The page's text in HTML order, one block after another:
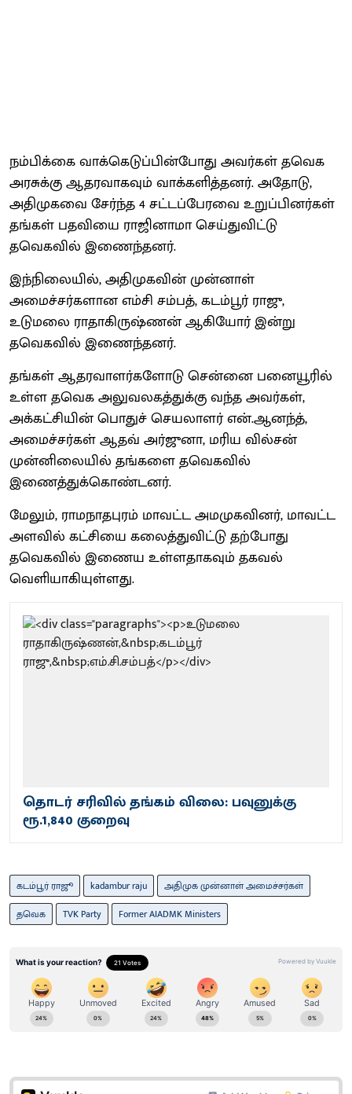
நம்பிக்கை வாக்கெடுப்பின்போது அவர்கள் தவெக
அரசுக்கு ஆதரவாகவும் வாக்களித்தனர். அதோடு,
அதிமுகவை சேர்ந்த 4 சட்டப்பேரவை உறுப்பினர்கள்
தங்கள் பதவியை ராஜினாமா செய்துவிட்டு
தவெகவில் இணைந்தனர்.
இந்நிலையில், அதிமுகவின் முன்னாள்
அமைச்சர்களான எம்சி சம்பத், கடம்பூர் ராஜு,
உடுமலை ராதாகிருஷ்ணன் ஆகியோர் இன்று
தவெகவில் இணைந்தனர்.
தங்கள் ஆதரவாளர்களோடு சென்னை பனையூரில்
உள்ள தவெக அலுவலகத்துக்கு வந்த அவர்கள்,
அக்கட்சியின் பொதுச் செயலாளர் என்.ஆனந்த்,
அமைச்சர்கள் ஆதவ் அர்ஜுனா, மரிய வில்சன்
முன்னிலையில் தங்களை தவெகவில்
இணைத்துக்கொண்டனர்.
மேலும், ராமநாதபுரம் மாவட்ட அமமுகவினர், மாவட்ட
அளவில் கட்சியை கலைத்துவிட்டு தற்போது
தவெகவில் இணைய உள்ளதாகவும் தகவல்
வெளியாகியுள்ளது.
தொடர் சரிவில் தங்கம் விலை: பவுனுக்கு
ரூ.1,840 குறைவு
கடம்பூர் ராஜூ kadambur raju
அதிமுக முன்னாள் அமைச்சர்கள்
தவெக
TVK Party Former AIADMK Ministers